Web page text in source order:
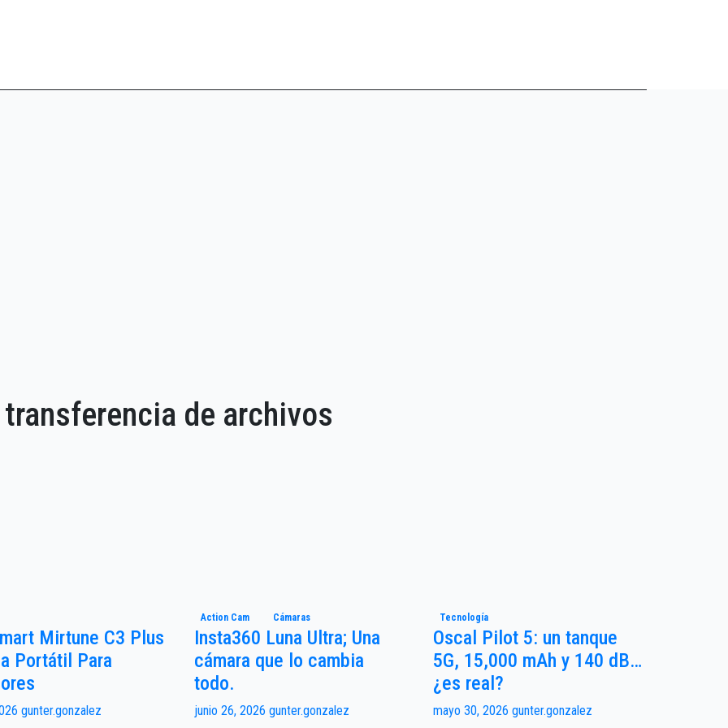
de archivos
Mirtune C3 Plus
Portátil Para
gunter.gonzalez
Action Cam Cámaras
Insta360 Luna Ultra; Una
cámara que lo cambia
todo.
junio 26, 2026 gunter.gonzalez
Tecnología
Oscal Pilot 5: un tanque
5G, 15,000 mAh y 140 dB…
¿es real?
mayo 30, 2026 gunter.gonzalez